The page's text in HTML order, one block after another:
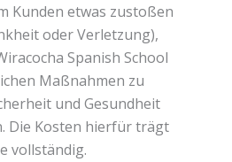
Kunden etwas zustoßen
oder Verletzung),
Spanish School
Maßnahmen zu
und Gesundheit
Die Kosten hierfür trägt
vollständig.